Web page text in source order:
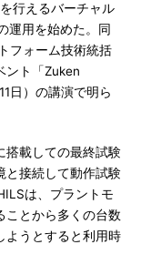
行えるバーチャル
運用を始めた。同
フォーム技術統括
ント「Zuken
日）の講演で明ら
搭載しての最終試験
と接続して動作試験
は、プラントモ
ことから多くの台数
ようとすると利用時